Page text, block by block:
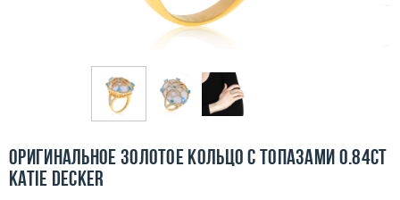
Бесплатная доставка
Контакты
Оригинальное золотое кольцо с топазами 0.84ct
Katie Decker